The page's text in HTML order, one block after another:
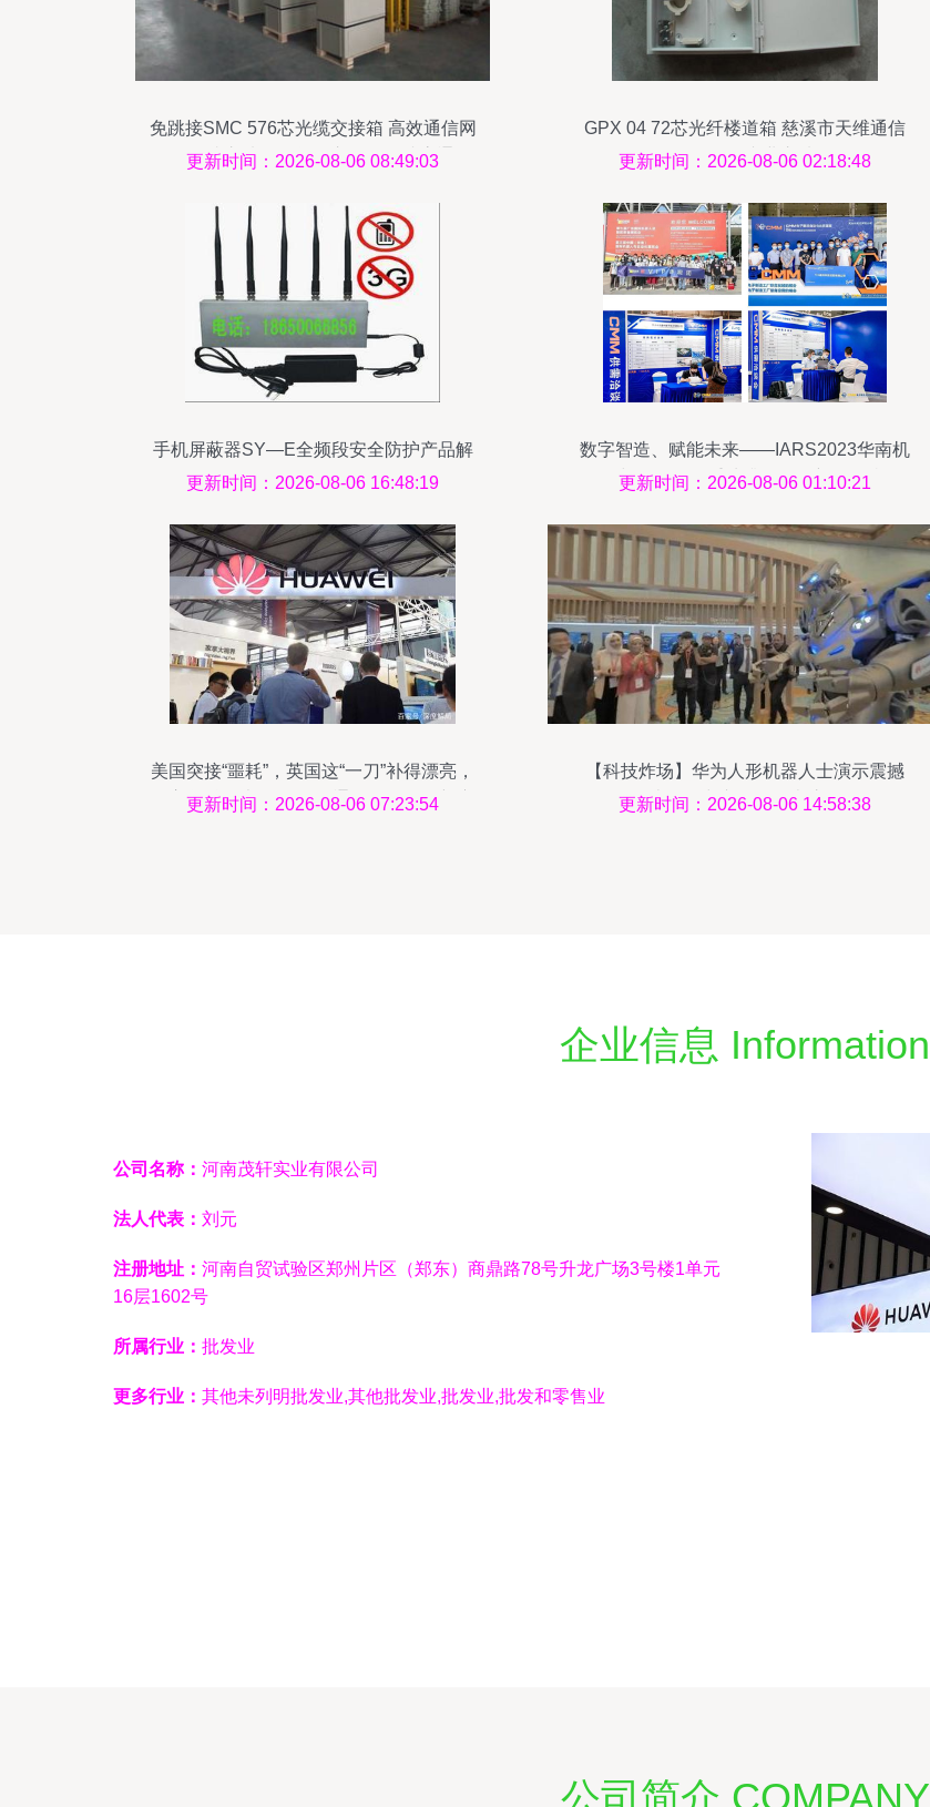
免跳接SMC 576芯光缆交接箱 高效通信网
络的便捷之选——慈溪市观海卫诚贵通信
更新时间：2026-08-06 08:49:03
GPX 04 72芯光纤楼道箱 慈溪市天维通信
设备厂的专业之选
更新时间：2026-08-06 02:18:48
手机屏蔽器SY—E全频段安全防护产品解
析
更新时间：2026-08-06 16:48:19
数字智造、赋能未来——IARS2023华南机
器人与自动化展重磅升级，全新引领“机器
更新时间：2026-08-06 01:10:21
美国突接“噩耗”，英国这“一刀”补得漂亮，
白宫急跳脚也没用 国际通讯设备格局新变
更新时间：2026-08-06 07:23:54
【科技炸场】华为人形机器人士演示震撼
迪拜，中东各国代表惊赞
更新时间：2026-08-06 14:58:38
企业信息 Information
公司名称： 河南茂轩实业有限公司
法人代表： 刘元
注册地址： 河南自贸试验区郑州片区（郑东）商鼎路78号升龙广场3号楼1单元
16层1602号
所属行业： 批发业
更多行业： 其他未列明批发业,其他批发业,批发业,批发和零售业
公司简介 COMPANY